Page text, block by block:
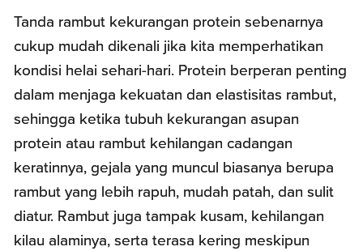
Tanda rambut kekurangan protein sebenarnya
cukup mudah dikenali jika kita memperhatikan
kondisi helai sehari-hari. Protein berperan penting
dalam menjaga kekuatan dan elastisitas rambut,
sehingga ketika tubuh kekurangan asupan
protein atau rambut kehilangan cadangan
keratinnya, gejala yang muncul biasanya berupa
rambut yang lebih rapuh, mudah patah, dan sulit
diatur. Rambut juga tampak kusam, kehilangan
kilau alaminya, serta terasa kering meskipun